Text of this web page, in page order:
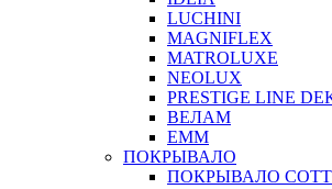
LUCHINI
MAGNIFLEX
MATROLUXE
NEOLUX
PRESTIGE LINE
ВЕЛАМ
ЕММ
ПОКРЫВАЛО
ПОКРЫВАЛО